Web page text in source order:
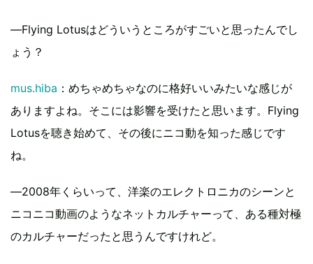
―Flying Lotusはどういうところがすごいと思ったんでし
ょう？
mus.hiba ：めちゃめちゃなのに格好いいみたいな感じが
ありますよね。そこには影響を受けたと思います。Flying
Lotusを聴き始めて、その後にニコ動を知った感じです
ね。
―2008年くらいって、洋楽のエレクトロニカのシーンと
ニコニコ動画のようなネットカルチャーって、ある種対極
のカルチャーだったと思うんですけれど。